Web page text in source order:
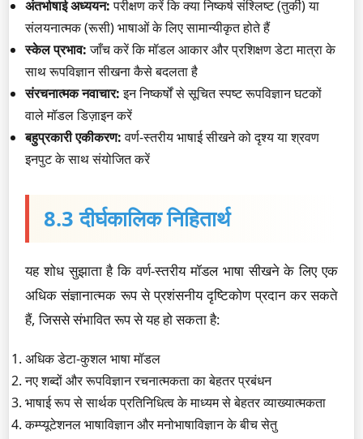
अंतर्भाषाई अध्ययन:परीक्षण करें कि क्या निष्कर्ष संश्लिष्ट (तुर्की) या
संलयनात्मक (रूसी) भाषाओं के लिए सामान्यीकृत होते हैं
स्केल प्रभाव:जाँच करें कि मॉडल आकार और प्रशिक्षण डेटा मात्रा के
साथ रूपविज्ञान सीखना कैसे बदलता है
संरचनात्मक नवाचार:इन निष्कर्षों से सूचित स्पष्ट रूपविज्ञान घटकों
वाले मॉडल डिज़ाइन करें
बहुप्रकारी एकीकरण:वर्ण-स्तरीय भाषाई सीखने को दृश्य या श्रवण
इनपुट के साथ संयोजित करें
8.3 दीर्घकालिक निहितार्थ
यह शोध सुझाता है कि वर्ण-स्तरीय मॉडल भाषा सीखने के लिए एक
अधिक संज्ञानात्मक रूप से प्रशंसनीय दृष्टिकोण प्रदान कर सकते
हैं, जिससे संभावित रूप से यह हो सकता है:
अधिक डेटा-कुशल भाषा मॉडल
नए शब्दों और रूपविज्ञान रचनात्मकता का बेहतर प्रबंधन
भाषाई रूप से सार्थक प्रतिनिधित्व के माध्यम से बेहतर व्याख्यात्मकता
कम्प्यूटेशनल भाषाविज्ञान और मनोभाषाविज्ञान के बीच सेतु